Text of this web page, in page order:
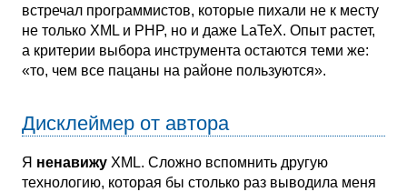
встречал программистов, которые пихали не к месту
не только XML и PHP, но и даже LaTeX. Опыт растет,
а критерии выбора инструмента остаются теми же:
«то, чем все пацаны на районе пользуются».
Дисклеймер от автора
Я ненавижу XML. Сложно вспомнить другую
технологию, которая бы столько раз выводила меня